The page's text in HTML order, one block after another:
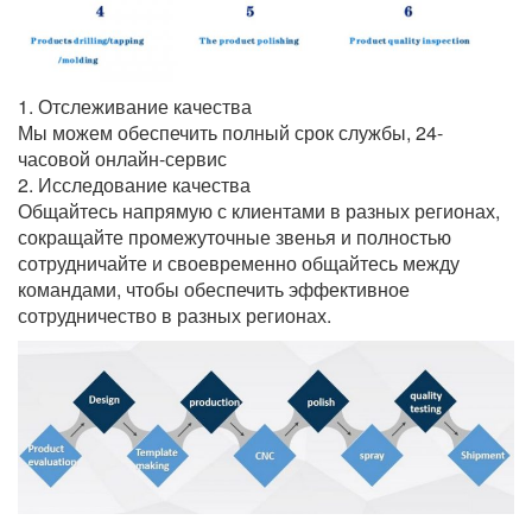
1. Отслеживание качества
Мы можем обеспечить полный срок службы, 24-
часовой онлайн-сервис
2. Исследование качества
Общайтесь напрямую с клиентами в разных регионах,
сокращайте промежуточные звенья и полностью
сотрудничайте и своевременно общайтесь между
командами, чтобы обеспечить эффективное
сотрудничество в разных регионах.